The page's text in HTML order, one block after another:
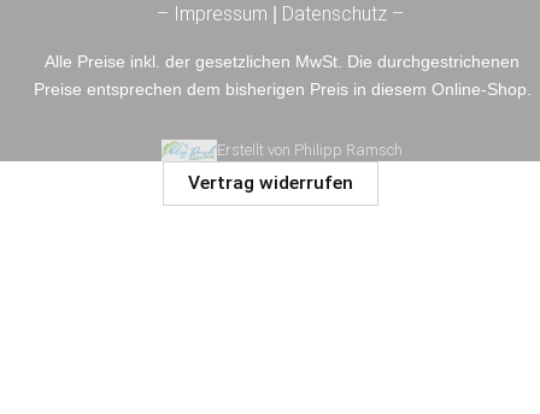
– Impressum Datenschutz –
Alle Preise inkl. der gesetzlichen MwSt. Die durchgestrichenen
Preise entsprechen dem bisherigen Preis in diesem Online-Shop.
Erstellt von Philipp Ramsch
Vertrag widerrufen